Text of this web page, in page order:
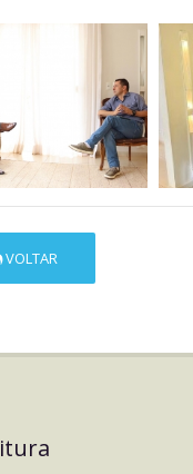
VOLTAR